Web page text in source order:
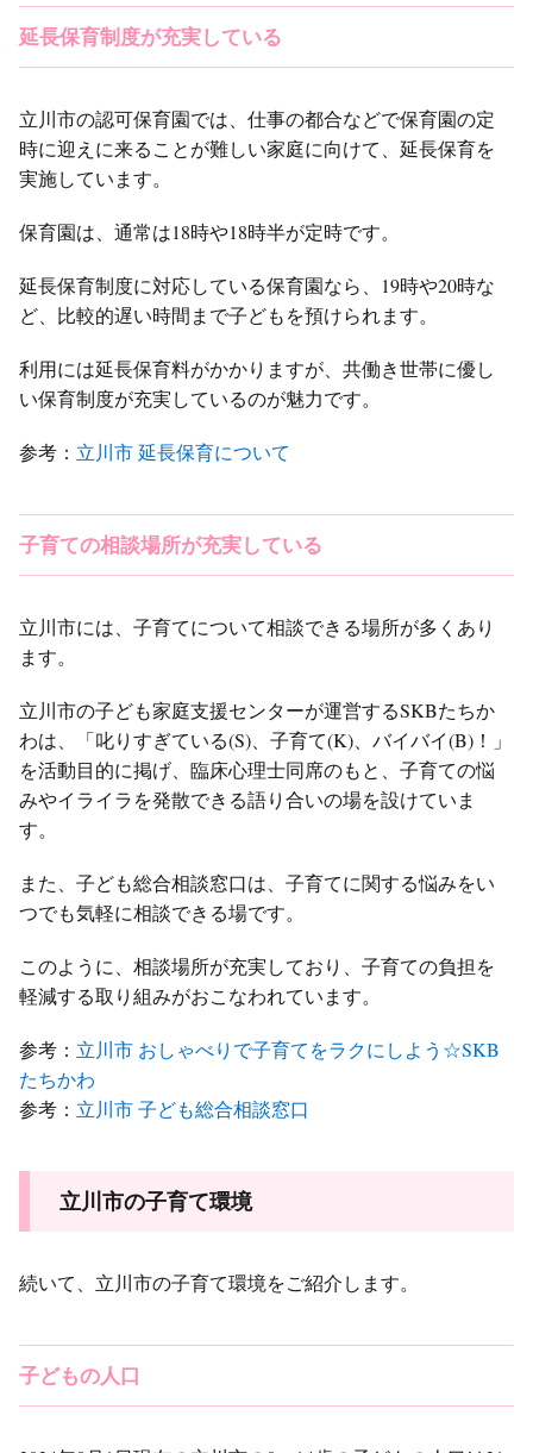
延長保育制度が充実している
立川市の認可保育園では、仕事の都合などで保育園の定
時に迎えに来ることが難しい家庭に向けて、延長保育を
実施しています。
保育園は、通常は18時や18時半が定時です。
延長保育制度に対応している保育園なら、19時や20時な
ど、比較的遅い時間まで子どもを預けられます。
利用には延長保育料がかかりますが、共働き世帯に優し
い保育制度が充実しているのが魅力です。
参考： 立川市 延長保育について
子育ての相談場所が充実している
立川市には、子育てについて相談できる場所が多くあり
ます。
立川市の子ども家庭支援センターが運営するSKBたちか
わは、「叱りすぎている(S)、子育て(K)、バイバイ(B)！」
を活動目的に掲げ、臨床心理士同席のもと、子育ての悩
みやイライラを発散できる語り合いの場を設けていま
す。
また、子ども総合相談窓口は、子育てに関する悩みをい
つでも気軽に相談できる場です。
このように、相談場所が充実しており、子育ての負担を
軽減する取り組みがおこなわれています。
参考： 立川市 おしゃべりで子育てをラクにしよう☆SKB
たちかわ
参考： 立川市 子ども総合相談窓口
立川市の子育て環境
続いて、立川市の子育て環境をご紹介します。
子どもの人口